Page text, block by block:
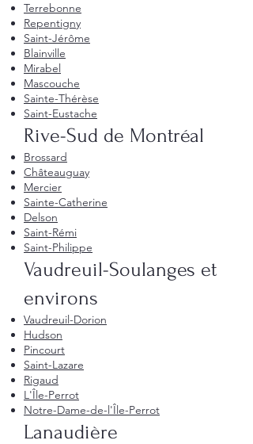
Terrebonne
Repentigny
Saint-Jérôme
Blainville
Mirabel
Mascouche
Sainte-Thérèse
Saint-Eustache
Rive-Sud de Montréal
Brossard
Châteauguay
Mercier
Sainte-Catherine
Delson
Saint-Rémi
Saint-Philippe
Vaudreuil-Soulanges et
environs
Vaudreuil-Dorion
Hudson
Pincourt
Saint-Lazare
Rigaud
L'Île-Perrot
Notre-Dame-de-l'Île-Perrot
Lanaudière